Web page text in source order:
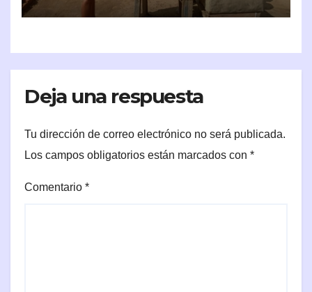
Deja una respuesta
Tu dirección de correo electrónico no será publicada.
Los campos obligatorios están marcados con *
Comentario *